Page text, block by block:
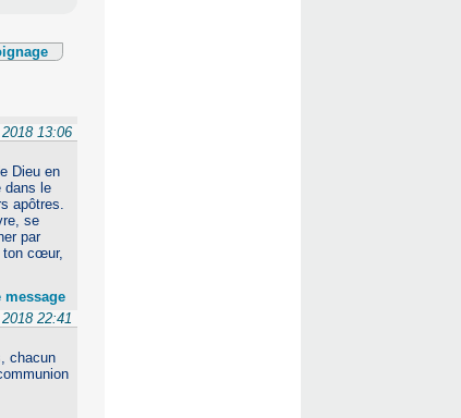
13:06
Dieu en
dans le
apôtres.
se
par
ton cœur,
message
22:41
chacun